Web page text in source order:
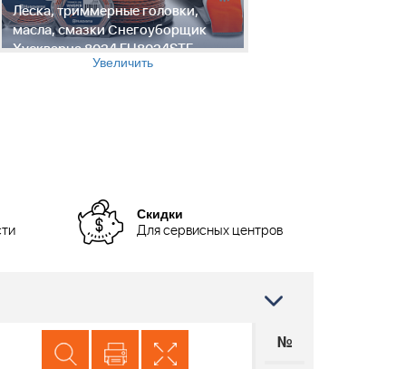
Леска, триммерные головки,
масла, смазки Снегоуборщик
Хускварна 8024 EU8024STE,
96191000202, 961910002, 2007-01
Увеличить
Скидки
Для сервисных центров
№